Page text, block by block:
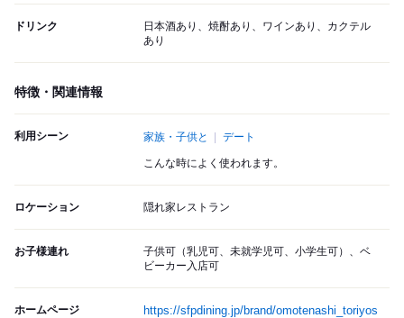
ドリンク
日本酒あり、焼酎あり、ワインあり、カクテル
あり
特徴・関連情報
利用シーン 家族・子供と デート
こんな時によく使われます。
ロケーション 隠れ家レストラン
お子様連れ
子供可（乳児可、未就学児可、小学生可）、ベ
ビーカー入店可
ホームページ
https://sfpdining.jp/brand/omotenashi_toriyos